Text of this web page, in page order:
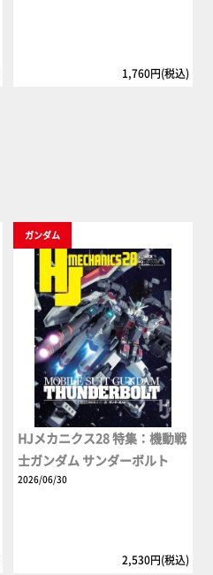
1,760円(税込)
ガンダム
HJメカニクス28 特集：機動戦
士ガンダム サンダーボルト
2026/06/30
2,530円(税込)